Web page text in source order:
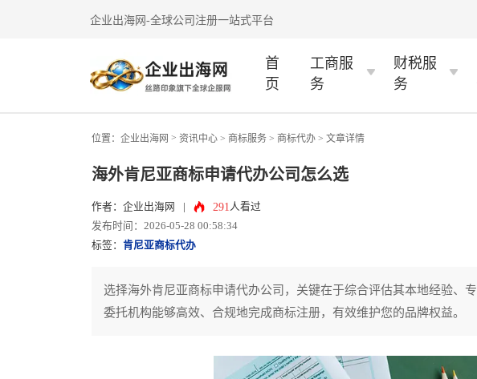
企业出海网-全球公司注册一站式平台
首
页
工商服
务
财税服
务
位置： 企业出海网 > 资讯中心 > 商标服务 > 商标代办 > 文章详情
海外肯尼亚商标申请代办公司怎么选
作者：企业出海网 291 人看过
发布时间：2026-05-28 00:58:34
标签： 肯尼亚商标代办
选择海外肯尼亚商标申请代办公司，关键在于综合评估其本地经验、
委托机构能够高效、合规地完成商标注册，有效维护您的品牌权益。